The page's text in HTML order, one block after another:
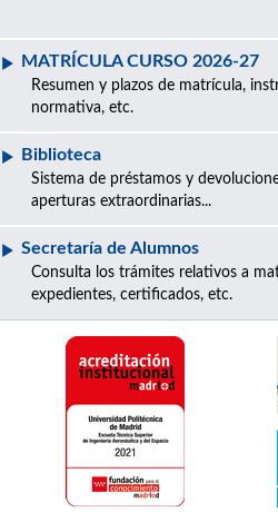
MATRÍCULA CURSO 2026-27
Resumen y plazos de matrícula,
normativa, etc.
Biblioteca
Sistema de préstamos y
aperturas extraordinarias...
Secretaría de Alumnos
Consulta los trámites relativos a
expedientes, certificados, etc.